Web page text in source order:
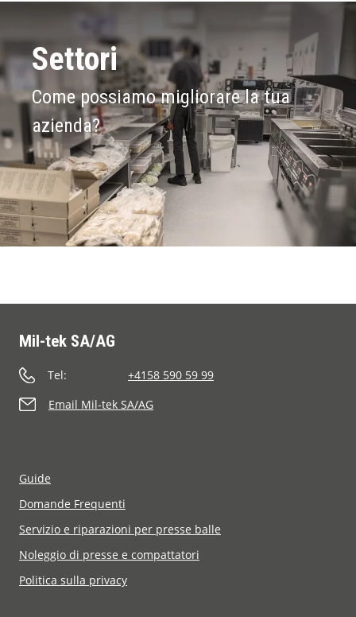
Settori
Come possiamo migliorare la tua
azienda?
Mil-tek SA/AG
Tel:
+4158 590 59 99
Email Mil-tek SA/AG
Guide
Domande Frequenti
Servizio e riparazioni per presse balle
Noleggio di presse e compattatori
Politica sulla privacy